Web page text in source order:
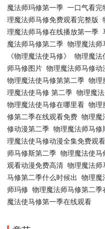
魔法师玛修第一季 一口气看完
理魔法师马修免费观看完整版
理魔法师马修在线播放第一季
魔法师马修第二季 物理魔法师
《物理魔法使马修》
物理魔法
师马修图片 物理魔法师马修动
物理魔法使马修第第二季 物理
理魔法使马修 第二季 物理魔
物理魔法使马修在哪里看 物理
修第二季在线观看免费 物理魔
修动漫第二季 物理魔法师马修
理魔法使马修动漫全集免费观看
师马修斯第二季 物理魔法使马
观看动漫免费高清 物理魔法师
马修第二季什么时候出
物理魔
师玛修 物理魔法师马修第二季
魔法使马修第一季在线观看